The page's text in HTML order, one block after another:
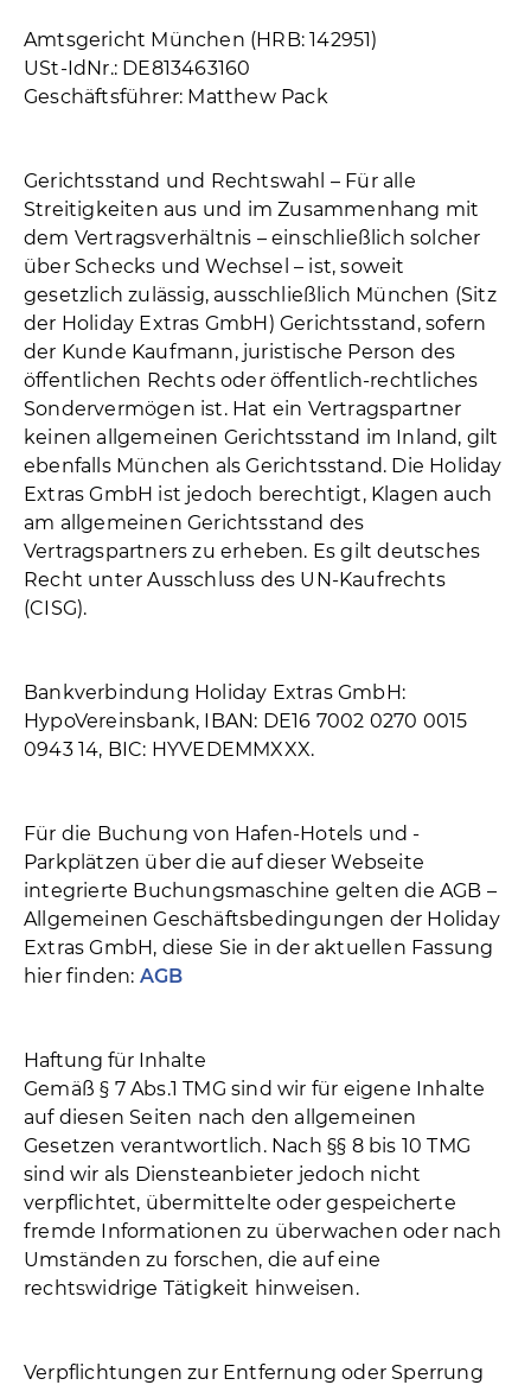
Amtsgericht München (HRB: 142951)
USt-IdNr.: DE813463160
Geschäftsführer: Matthew Pack
Gerichtsstand und Rechtswahl – Für alle
Streitigkeiten aus und im Zusammenhang mit
dem Vertragsverhältnis – einschließlich solcher
über Schecks und Wechsel – ist, soweit
gesetzlich zulässig, ausschließlich München (Sitz
der Holiday Extras GmbH) Gerichtsstand, sofern
der Kunde Kaufmann, juristische Person des
öffentlichen Rechts oder öffentlich-rechtliches
Sondervermögen ist. Hat ein Vertragspartner
keinen allgemeinen Gerichtsstand im Inland, gilt
ebenfalls München als Gerichtsstand. Die Holiday
Extras GmbH ist jedoch berechtigt, Klagen auch
am allgemeinen Gerichtsstand des
Vertragspartners zu erheben. Es gilt deutsches
Recht unter Ausschluss des UN-Kaufrechts
(CISG).
Bankverbindung Holiday Extras GmbH:
HypoVereinsbank, IBAN: DE16 7002 0270 0015
0943 14, BIC: HYVEDEMMXXX.
Für die Buchung von Hafen-Hotels und -
Parkplätzen über die auf dieser Webseite
integrierte Buchungsmaschine gelten die AGB –
Allgemeinen Geschäftsbedingungen der Holiday
Extras GmbH, diese Sie in der aktuellen Fassung
hier finden: AGB
Haftung für Inhalte
Gemäß § 7 Abs.1 TMG sind wir für eigene Inhalte
auf diesen Seiten nach den allgemeinen
Gesetzen verantwortlich. Nach §§ 8 bis 10 TMG
sind wir als Diensteanbieter jedoch nicht
verpflichtet, übermittelte oder gespeicherte
fremde Informationen zu überwachen oder nach
Umständen zu forschen, die auf eine
rechtswidrige Tätigkeit hinweisen.
Verpflichtungen zur Entfernung oder Sperrung